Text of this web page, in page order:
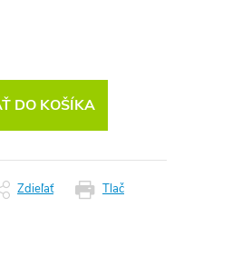
DO KOŠÍKA
Tlač
Zdieľať